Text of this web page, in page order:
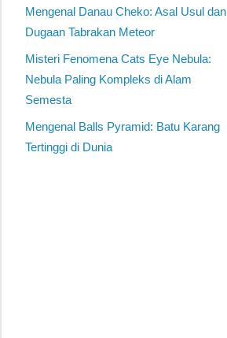
Mengenal Danau Cheko: Asal Usul dan
Dugaan Tabrakan Meteor
Misteri Fenomena Cats Eye Nebula:
Nebula Paling Kompleks di Alam
Semesta
Mengenal Balls Pyramid: Batu Karang
Tertinggi di Dunia